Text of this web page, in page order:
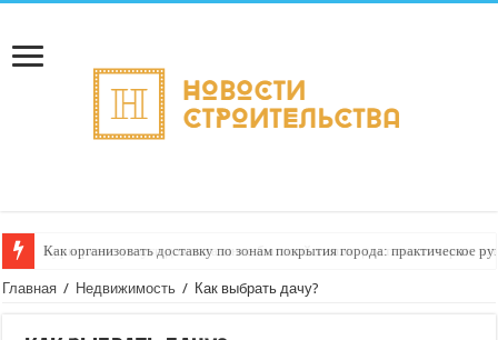
Как организовать доставку по зонам покрытия города: практическое
Главная / Недвижимость / Как выбрать дачу?